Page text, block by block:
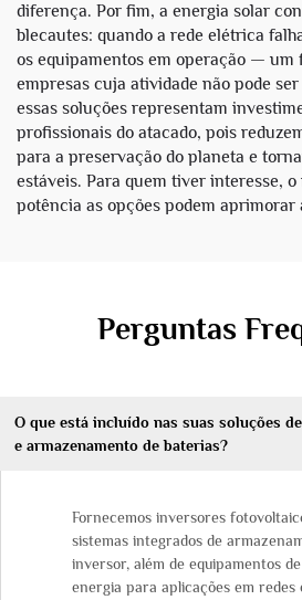
diferença. Por fim, a energia solar
blecautes: quando a rede elétrica
os equipamentos em operação — um
empresas cuja atividade não pode
essas soluções representam
profissionais do atacado, pois
para a preservação do planeta e
estáveis. Para quem tiver interesse, o
potência as opções podem aprimorar
Perguntas
O que está incluído nas suas soluções
e armazenamento de baterias?
Fornecemos inversores
sistemas integrados de
inversor, além de equipamentos
energia para aplicações em redes